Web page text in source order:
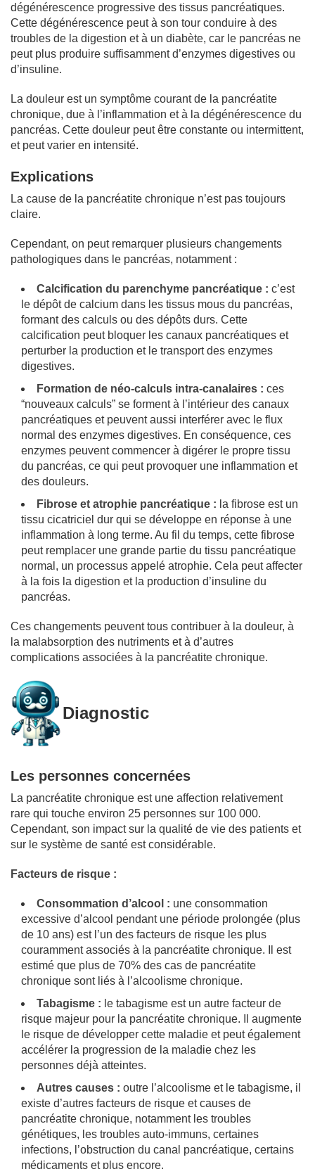
dégénérescence progressive des tissus pancréatiques.
Cette dégénérescence peut à son tour conduire à des
troubles de la digestion et à un diabète, car le pancréas ne
peut plus produire suffisamment d’enzymes digestives ou
d’insuline.
La douleur est un symptôme courant de la pancréatite
chronique, due à l’inflammation et à la dégénérescence du
pancréas. Cette douleur peut être constante ou intermittent,
et peut varier en intensité.
Explications
La cause de la pancréatite chronique n’est pas toujours
claire.
Cependant, on peut remarquer plusieurs changements
pathologiques dans le pancréas, notamment :
Calcification du parenchyme pancréatique : c’est
le dépôt de calcium dans les tissus mous du pancréas,
formant des calculs ou des dépôts durs. Cette
calcification peut bloquer les canaux pancréatiques et
perturber la production et le transport des enzymes
digestives.
Formation de néo-calculs intra-canalaires : ces
“nouveaux calculs” se forment à l’intérieur des canaux
pancréatiques et peuvent aussi interférer avec le flux
normal des enzymes digestives. En conséquence, ces
enzymes peuvent commencer à digérer le propre tissu
du pancréas, ce qui peut provoquer une inflammation et
des douleurs.
Fibrose et atrophie pancréatique : la fibrose est un
tissu cicatriciel dur qui se développe en réponse à une
inflammation à long terme. Au fil du temps, cette fibrose
peut remplacer une grande partie du tissu pancréatique
normal, un processus appelé atrophie. Cela peut affecter
à la fois la digestion et la production d’insuline du
pancréas.
Ces changements peuvent tous contribuer à la douleur, à
la malabsorption des nutriments et à d’autres
complications associées à la pancréatite chronique.
Diagnostic
Les personnes concernées
La pancréatite chronique est une affection relativement
rare qui touche environ 25 personnes sur 100 000.
Cependant, son impact sur la qualité de vie des patients et
sur le système de santé est considérable.
Facteurs de risque :
Consommation d’alcool : une consommation
excessive d’alcool pendant une période prolongée (plus
de 10 ans) est l’un des facteurs de risque les plus
couramment associés à la pancréatite chronique. Il est
estimé que plus de 70% des cas de pancréatite
chronique sont liés à l’alcoolisme chronique.
Tabagisme : le tabagisme est un autre facteur de
risque majeur pour la pancréatite chronique. Il augmente
le risque de développer cette maladie et peut également
accélérer la progression de la maladie chez les
personnes déjà atteintes.
Autres causes : outre l’alcoolisme et le tabagisme, il
existe d’autres facteurs de risque et causes de
pancréatite chronique, notamment les troubles
génétiques, les troubles auto-immuns, certaines
infections, l’obstruction du canal pancréatique, certains
médicaments et plus encore.